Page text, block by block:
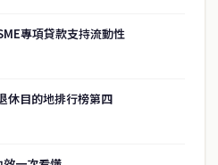
專項貸款支持流動性
休目的地排行榜第四